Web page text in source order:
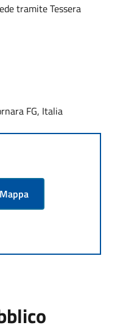
tramite Tessera
FG, Italia